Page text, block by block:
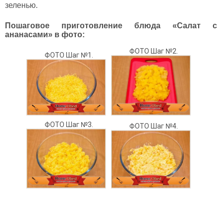
зеленью.
Пошаговое приготовление блюда «Салат с
ананасами» в фото:
ФОТО Шаг №1.
ФОТО Шаг №2.
ФОТО Шаг №3. ФОТО Шаг №4.